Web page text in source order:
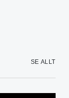
SE ALLT